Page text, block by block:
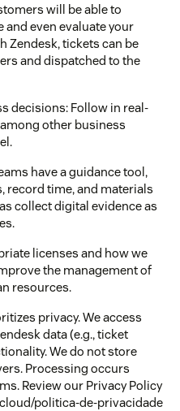
will be able to
even evaluate your
Zendesk, tickets can be
and dispatched to the
decisions: Follow in real-
other business
have a guidance tool,
record time, and materials
collect digital evidence as
licenses and how we
the management of
resources.
privacy. We access
data (e.g., ticket
We do not store
Processing occurs
Review our Privacy Policy
politica-de-privacidade